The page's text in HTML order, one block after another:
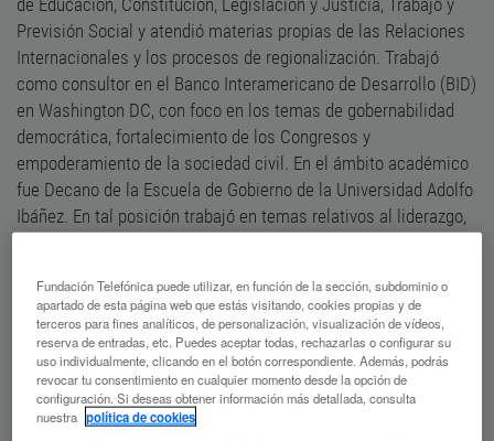
de Educación, Constitución, Legislación y Justicia, Trabajo y
Previsión Social y atendió materias propias de las Relaciones
Internacionales y los procesos de regionalización. Trabajó
como consultor en el Banco Interamericano de Desarrollo (BID)
en Washington DC, con foco en los temas de gobernabilidad
democrática, fortalecimiento de los Congresos y
empoderamiento de la sociedad civil. En el ámbito académico
fue Decano de la Escuela de Gobierno de la Universidad Adolfo
Ibáñez. En tal posición trabajó en temas relativos al liderazgo,
las instituciones públicas. Asimismo, se desempeñó como
ministro de Defensa y de Relaciones Exteriores. Es autor y ha
participado en más de 10 libros y diversas publicaciones, entre
ellas,La política importa. Democracia y Desarrollo en América
Latinaeditado por el Banco Interamericano de Desarrollo y el
Instituto Internacional para la Democracia y la Asistencia
Fundación Telefónica puede utilizar, en función de la sección, subdominio o
apartado de esta página web que estás visitando, cookies propias y de
terceros para fines analíticos, de personalización, visualización de vídeos,
reserva de entradas, etc. Puedes aceptar todas, rechazarlas o configurar su
uso individualmente, clicando en el botón correspondiente. Además, podrás
revocar tu consentimiento en cualquier momento desde la opción de
configuración. Si deseas obtener información más detallada, consulta
nuestra política de cookies